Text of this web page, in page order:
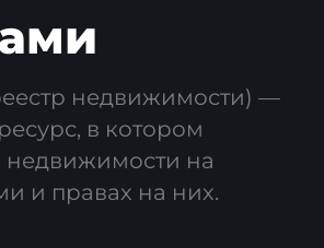
недвижимости) —
в котором
недвижимости на
и правах на них.